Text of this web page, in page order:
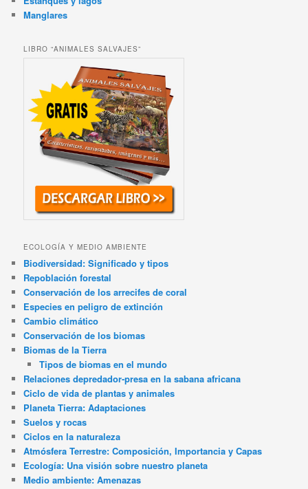
Manglares
LIBRO “ANIMALES SALVAJES”
ECOLOGÍA Y MEDIO AMBIENTE
Biodiversidad: Significado y tipos
Repoblación forestal
Conservación de los arrecifes de coral
Especies en peligro de extinción
Cambio climático
Conservación de los biomas
Biomas de la Tierra
Tipos de biomas en el mundo
Relaciones depredador-presa en la sabana africana
Ciclo de vida de plantas y animales
Planeta Tierra: Adaptaciones
Suelos y rocas
Ciclos en la naturaleza
Atmósfera Terrestre: Composición, Importancia y Capas
Ecología: Una visión sobre nuestro planeta
Medio ambiente: Amenazas